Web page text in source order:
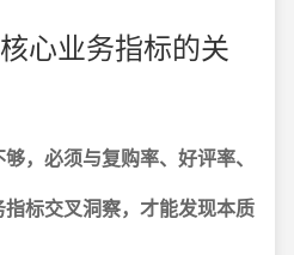
心业务指标的关
，必须与复购率、好评率、
标交叉洞察，才能发现本质